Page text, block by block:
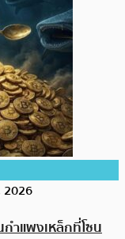
ำแพงเหล็กที่โซน